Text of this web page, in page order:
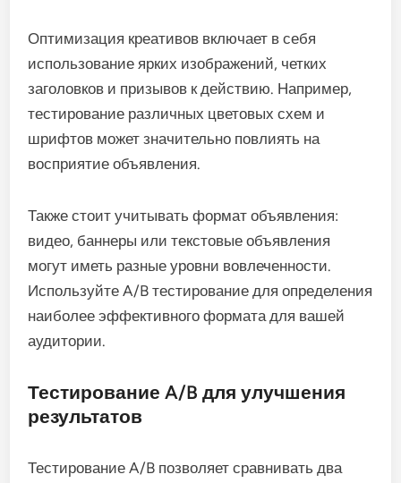
Оптимизация креативов включает в себя
использование ярких изображений, четких
заголовков и призывов к действию. Например,
тестирование различных цветовых схем и
шрифтов может значительно повлиять на
восприятие объявления.
Также стоит учитывать формат объявления:
видео, баннеры или текстовые объявления
могут иметь разные уровни вовлеченности.
Используйте A/B тестирование для определения
наиболее эффективного формата для вашей
аудитории.
Тестирование A/B для улучшения
результатов
Тестирование A/B позволяет сравнивать два